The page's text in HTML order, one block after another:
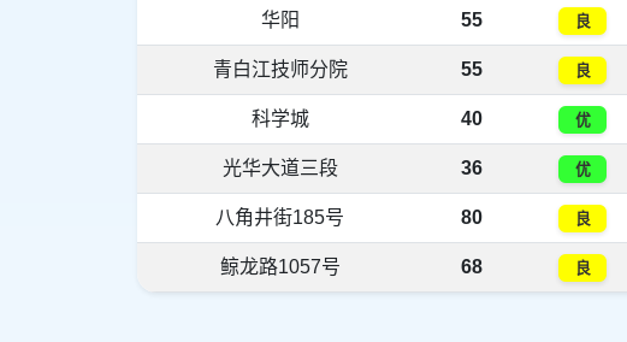
华阳 55 良
青白江技师分院 55 良
科学城 40 优
光华大道三段 36 优
八角井街185号 80 良
鲸龙路1057号 68 良